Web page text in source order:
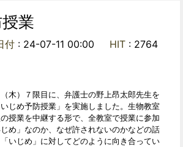
業
付 : 24-07-11 00:00 HIT : 2764
木）７限目に、弁護士の野上昂太郎先生を
じめ予防授業」を実施しました。生物教室
授業を中継する形で、全教室で授業に参加
め」なのか、なぜ許されないのかなどの話
いじめ」に対してどのように向き合ってい